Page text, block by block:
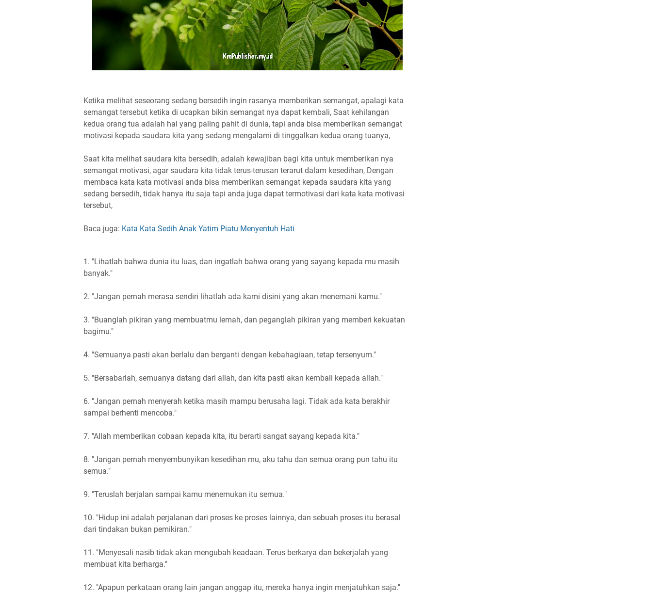
Ketika melihat seseorang sedang bersedih ingin rasanya memberikan semangat, apalagi kata
semangat tersebut ketika di ucapkan bikin semangat nya dapat kembali, Saat kehilangan
kedua orang tua adalah hal yang paling pahit di dunia, tapi anda bisa memberikan semangat
motivasi kepada saudara kita yang sedang mengalami di tinggalkan kedua orang tuanya,
Saat kita melihat saudara kita bersedih, adalah kewajiban bagi kita untuk memberikan nya
semangat motivasi, agar saudara kita tidak terus-terusan terarut dalam kesedihan, Dengan
membaca kata kata motivasi anda bisa memberikan semangat kepada saudara kita yang
sedang bersedih, tidak hanya itu saja tapi anda juga dapat termotivasi dari kata kata motivasi
tersebut,
Baca juga: Kata Kata Sedih Anak Yatim Piatu Menyentuh Hati
1. "Lihatlah bahwa dunia itu luas, dan ingatlah bahwa orang yang sayang kepada mu masih
banyak."
2. "Jangan pernah merasa sendiri lihatlah ada kami disini yang akan menemani kamu."
3. "Buanglah pikiran yang membuatmu lemah, dan peganglah pikiran yang memberi kekuatan
bagimu."
4. "Semuanya pasti akan berlalu dan berganti dengan kebahagiaan, tetap tersenyum."
5. "Bersabarlah, semuanya datang dari allah, dan kita pasti akan kembali kepada allah."
6. "Jangan pernah menyerah ketika masih mampu berusaha lagi. Tidak ada kata berakhir
sampai berhenti mencoba."
7. "Allah memberikan cobaan kepada kita, itu berarti sangat sayang kepada kita."
8. "Jangan pernah menyembunyikan kesedihan mu, aku tahu dan semua orang pun tahu itu
semua."
9. "Teruslah berjalan sampai kamu menemukan itu semua."
10. "Hidup ini adalah perjalanan dari proses ke proses lainnya, dan sebuah proses itu berasal
dari tindakan bukan pemikiran."
11. "Menyesali nasib tidak akan mengubah keadaan. Terus berkarya dan bekerjalah yang
membuat kita berharga."
12. "Apapun perkataan orang lain jangan anggap itu, mereka hanya ingin menjatuhkan saja."